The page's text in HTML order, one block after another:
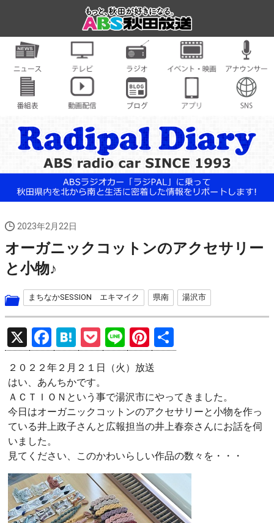
2023年2月22日
オーガニックコットンのアクセサリー
と小物♪
まちなかSESSION エキマイク 県南 湯沢市
X
F
a
ce
b
o
o
k
H
at
e
n
a
P
o
ck
et
Li
n
e
Pi
nt
er
es
t
有
２０２２年２月２１日（火）放送
はい、あんちかです。
ＡＣＴＩＯＮという事で湯沢市にやってきました。
今日はオーガニックコットンのアクセサリーと小物を作っ
ている井上政子さんと広報担当の井上春奈さんにお話を伺
いました。
見てください、このかわいらしい作品の数々を・・・